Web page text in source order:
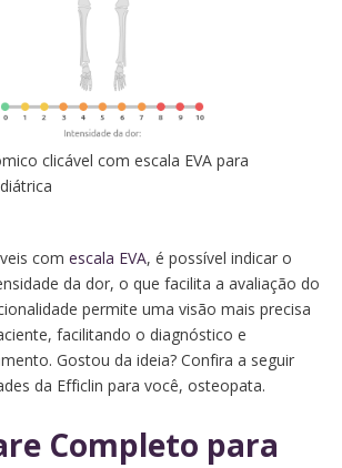
clicável com escala EVA para
com escala EVA, é possível indicar o
da dor, o que facilita a avaliação do
permite uma visão mais precisa
facilitando o diagnóstico e
Gostou da ideia? Confira a seguir
da Efficlin para você, osteopata.
Completo para